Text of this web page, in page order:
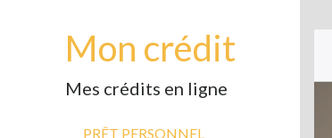
Mon crédit
Mes crédits en ligne
PRÊT PERSONNEL